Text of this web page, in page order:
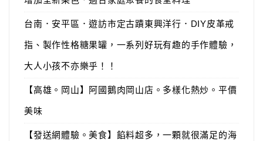
台南．安平區．遊訪市定古蹟東興洋行．DIY皮革戒
指、製作性格糖果罐，一系列好玩有趣的手作體驗，
大人小孩不亦樂乎！！
【高雄。岡山】阿國鵝肉岡山店。多樣化熱炒。平價
美味
【發送網體驗。美食】餡料超多，一顆就很滿足的海